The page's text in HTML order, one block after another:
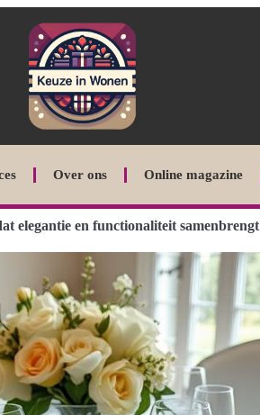
Over ons Online magazine
elegantie en functionaliteit samenbrengt